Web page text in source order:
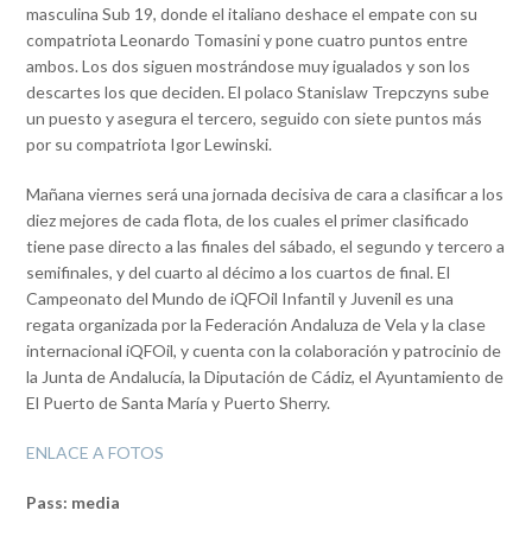
masculina Sub 19, donde el italiano deshace el empate con su
compatriota Leonardo Tomasini y pone cuatro puntos entre
ambos. Los dos siguen mostrándose muy igualados y son los
descartes los que deciden. El polaco Stanislaw Trepczyns sube
un puesto y asegura el tercero, seguido con siete puntos más
por su compatriota Igor Lewinski.
Mañana viernes será una jornada decisiva de cara a clasificar a los
diez mejores de cada flota, de los cuales el primer clasificado
tiene pase directo a las finales del sábado, el segundo y tercero a
semifinales, y del cuarto al décimo a los cuartos de final. El
Campeonato del Mundo de iQFOil Infantil y Juvenil es una
regata organizada por la Federación Andaluza de Vela y la clase
internacional iQFOil, y cuenta con la colaboración y patrocinio de
la Junta de Andalucía, la Diputación de Cádiz, el Ayuntamiento de
El Puerto de Santa María y Puerto Sherry.
ENLACE A FOTOS
Pass: media